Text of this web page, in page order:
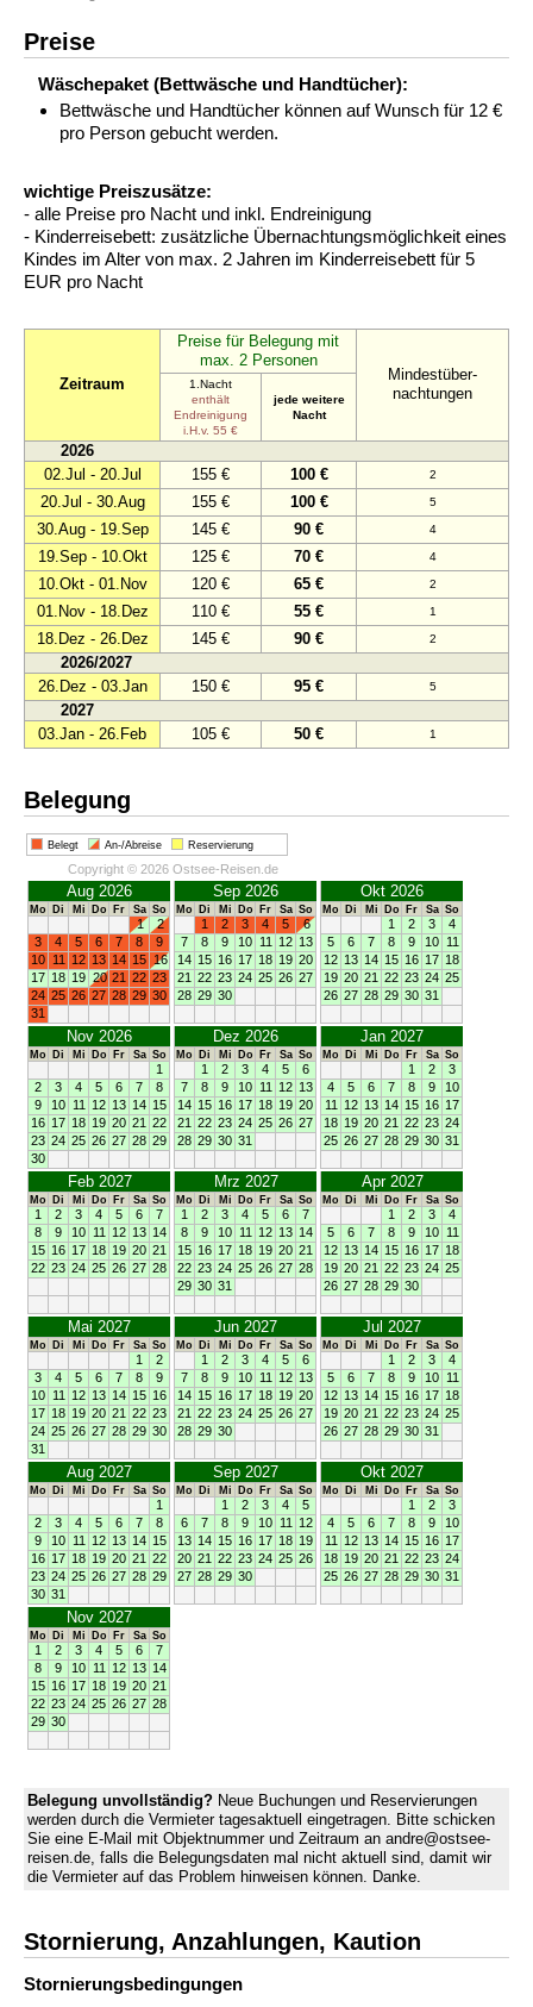
Preise
Wäschepaket (Bettwäsche und Handtücher):
Bettwäsche und Handtücher können auf Wunsch für 12 €
pro Person gebucht werden.
wichtige Preiszusätze:
- alle Preise pro Nacht und inkl. Endreinigung
- Kinderreisebett: zusätzliche Übernachtungsmöglichkeit eines
Kindes im Alter von max. 2 Jahren im Kinderreisebett für 5
EUR pro Nacht
Zeitraum
Preise für Belegung mit
max. 2 Personen
Mindestüber-
nachtungen
1.Nacht
enthält
Endreinigung
i.H.v. 55 €
jede weitere
Nacht
2026
02.Jul - 20.Jul
155 € 100 € 2
20.Jul - 30.Aug 155 € 100 € 5
30.Aug - 19.Sep 145 € 90 € 4
19.Sep - 10.Okt 125 € 70 € 4
10.Okt - 01.Nov 120 € 65 € 2
01.Nov - 18.Dez 110 € 55 € 1
18.Dez - 26.Dez 145 € 90 € 2
2026/2027
26.Dez - 03.Jan
150 € 95 € 5
2027
03.Jan - 26.Feb
105 € 50 € 1
Belegung
Belegt An-/Abreise Reservierung
Copyright © 2026 Ostsee-Reisen.de
Aug 2026
Mo Di Mi Do Fr Sa So
1
2
3
4 5 6 7 8
9
10 11 12 13 14 15 16
17 18 19 20 21 22 23
24 25 26 27 28 29 30
31
Sep 2026
Mo Di Mi Do Fr Sa So
1 2 3 4 5
6
7
8 9 10 11 12 13
14 15 16 17 18 19 20
21
22 23 24 25 26 27
28 29 30
Okt 2026
Mo Di Mi Do Fr Sa So
1 2 3
4
5
6 7 8 9 10 11
12 13 14 15 16 17 18
19 20 21 22 23 24 25
26 27 28 29 30 31
Nov 2026
Mo Di Mi Do Fr Sa So
1
2
3 4 5 6 7
8
9
10 11 12 13 14 15
16 17 18 19 20 21
22
23 24 25 26 27 28 29
30
Dez 2026
Mo Di Mi Do Fr Sa So
1 2 3 4 5
6
7
8 9 10 11 12 13
14 15 16 17 18 19 20
21
22 23 24 25 26 27
28 29 30 31
Jan 2027
Mo Di Mi Do Fr Sa So
1 2
3
4
5 6 7 8 9
10
11
12 13 14 15 16 17
18 19 20 21 22 23 24
25 26 27 28 29 30 31
Feb 2027
Mo Di Mi Do Fr Sa So
1 2 3 4 5 6
7
8
9 10 11 12 13 14
15 16 17 18 19 20 21
22 23 24 25 26 27 28
Mrz 2027
Mo Di Mi Do Fr Sa So
1 2 3 4 5 6
7
8
9 10 11 12 13 14
15 16 17 18 19 20 21
22 23 24 25 26 27 28
29 30 31
Apr 2027
Mo Di Mi Do Fr Sa So
1 2 3
4
5
6 7 8 9 10 11
12 13 14 15 16 17 18
19 20 21 22 23 24 25
26 27 28 29 30
Mai 2027
Mo Di Mi Do Fr Sa So
1
2
3
4 5 6 7 8
9
10 11 12 13 14 15 16
17 18 19 20 21 22 23
24 25 26 27 28 29 30
31
Jun 2027
Mo Di Mi Do Fr Sa So
1 2 3 4 5
6
7
8 9 10 11 12 13
14 15 16 17 18 19 20
21
22 23 24 25 26 27
28 29 30
Jul 2027
Mo Di Mi Do Fr Sa So
1 2 3
4
5
6 7 8 9 10 11
12 13 14 15 16 17 18
19 20 21 22 23 24 25
26 27 28 29 30 31
Aug 2027
Mo Di Mi Do Fr Sa So
1
2
3 4 5 6 7
8
9
10 11 12 13 14 15
16 17 18 19 20 21
22
23 24 25 26 27 28 29
30 31
Sep 2027
Mo Di Mi Do Fr Sa So
1 2 3 4
5
6
7 8 9 10 11
12
13 14 15 16 17 18 19
20 21 22 23 24 25 26
27 28 29 30
Okt 2027
Mo Di Mi Do Fr Sa So
1 2
3
4
5 6 7 8 9
10
11
12 13 14 15 16 17
18 19 20 21 22 23 24
25 26 27 28 29 30 31
Nov 2027
Mo Di Mi Do Fr Sa So
1 2 3 4 5 6
7
8
9 10 11 12 13 14
15 16 17 18 19 20 21
22 23 24 25 26 27 28
29 30
Belegung unvollständig? Neue Buchungen und Reservierungen
werden durch die Vermieter tagesaktuell eingetragen. Bitte schicken
Sie eine E-Mail mit Objektnummer und Zeitraum an andre@ostsee-
reisen.de, falls die Belegungsdaten mal nicht aktuell sind, damit wir
die Vermieter auf das Problem hinweisen können. Danke.
Stornierung, Anzahlungen, Kaution
Stornierungs­bedingungen